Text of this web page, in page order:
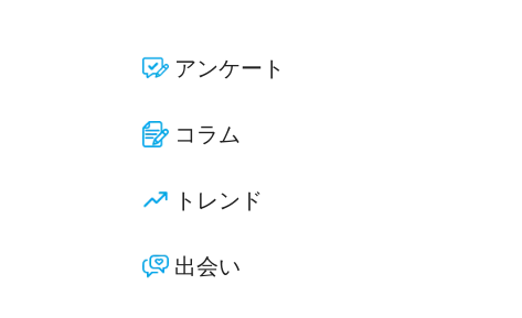
アンケート
コラム
トレンド
出会い